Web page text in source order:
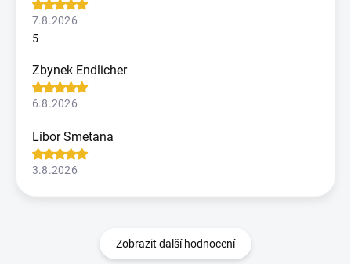
7.8.2026
5
Zbynek Endlicher
6.8.2026
Libor Smetana
3.8.2026
Zobrazit další hodnocení